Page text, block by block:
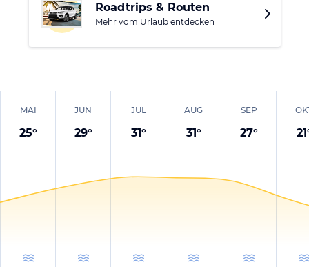
Roadtrips & Routen
Mehr vom Urlaub entdecken
MAI
25°
JUN
29°
JUL
31°
AUG
31°
SEP
27° 21